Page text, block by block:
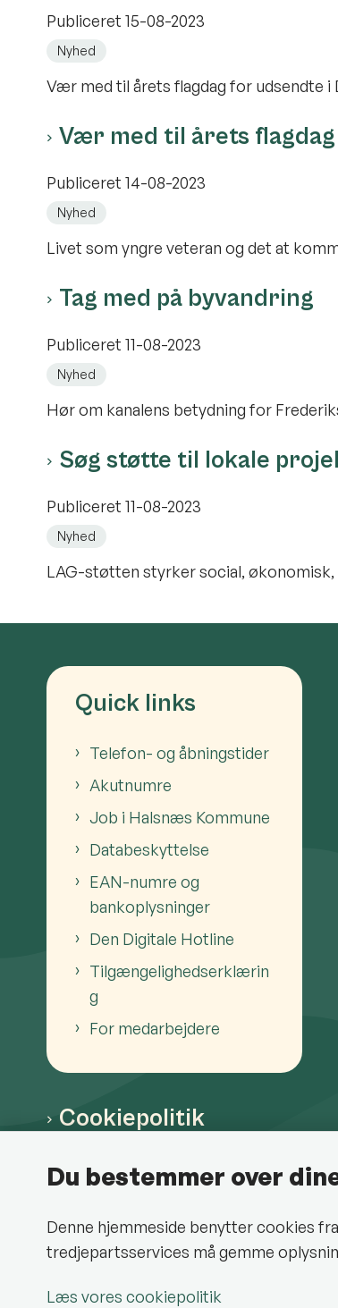
Publiceret 15-08-2023
Nyhed
Vær med til årets flagdag for udsendte i
Vær med til årets
Publiceret 14-08-2023
Nyhed
Livet som yngre veteran og det at
Tag med på byvandring
Publiceret 11-08-2023
Nyhed
Hør om kanalens betydning for
Søg støtte til lokale
Publiceret 11-08-2023
Nyhed
LAG-støtten styrker social,
Quick links
Telefon- og åbningstider
Akutnumre
Job i Halsnæs Kommune
Databeskyttelse
EAN-numre og
bankoplysninger
Den Digitale Hotline
Tilgængelighedserklærin
g
For medarbejdere
Cookiepolitik
Halsnæs
Du bestemmer over
Denne hjemmeside benytter cookies
tredjepartsservices må gemme
Læs vores cookiepolitik